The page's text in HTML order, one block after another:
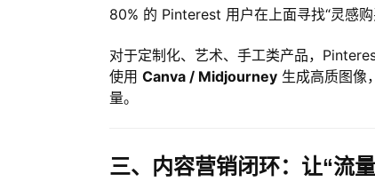
80% 的 Pinterest 用户在上面寻找“灵感购
对于定制化、艺术、手工类产品，
使用 Canva / Midjourney 生成高质图像
量。
三、内容营销闭环：让“流